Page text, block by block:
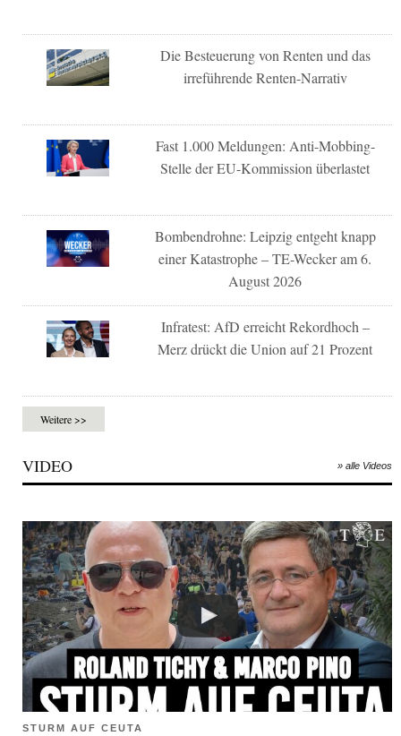
Die Besteuerung von Renten und das
irreführende Renten-Narrativ
Fast 1.000 Meldungen: Anti-Mobbing-
Stelle der EU-Kommission überlastet
Bombendrohne: Leipzig entgeht knapp
einer Katastrophe – TE-Wecker am 6.
August 2026
Infratest: AfD erreicht Rekordhoch –
Merz drückt die Union auf 21 Prozent
Weitere >>
VIDEO » alle Videos
STURM AUF CEUTA